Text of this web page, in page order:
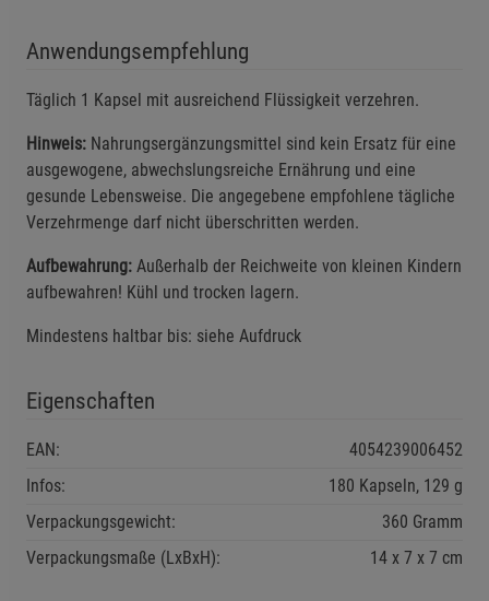
Anwendungsempfehlung
Täglich 1 Kapsel mit ausreichend Flüssigkeit verzehren.
Hinweis: Nahrungsergänzungsmittel sind kein Ersatz für eine
ausgewogene, abwechslungsreiche Ernährung und eine
gesunde Lebensweise. Die angegebene empfohlene tägliche
Verzehrmenge darf nicht überschritten werden.
Aufbewahrung: Außerhalb der Reichweite von kleinen Kindern
aufbewahren! Kühl und trocken lagern.
Mindestens haltbar bis: siehe Aufdruck
Eigenschaften
EAN:
4054239006452
Infos:
180 Kapseln, 129 g
Verpackungsgewicht:
360 Gramm
Verpackungsmaße (LxBxH):
14 7 7 cm
Funktionale Cookies (1)
Beschreibung Funktionale Cookies
Cookie-Informationen anzeigen
Statistik Cookies (2) Statistik Cookies
Beschreibung Statistik Cookies
Cookie-Informationenanzeigen
Marketing Cookies (3)
Cookie-Informationen
Datenschutzerklärung Impressum